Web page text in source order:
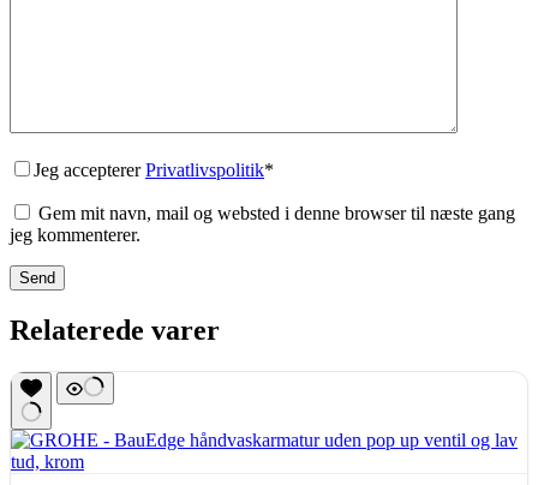
Jeg acceptererPrivatlivspolitik*
Gem mit navn, mail og websted i denne browser til næste gang
jeg kommenterer.
Send
Relaterede varer